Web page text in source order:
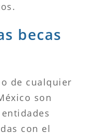
becas
de cualquier
son
con el